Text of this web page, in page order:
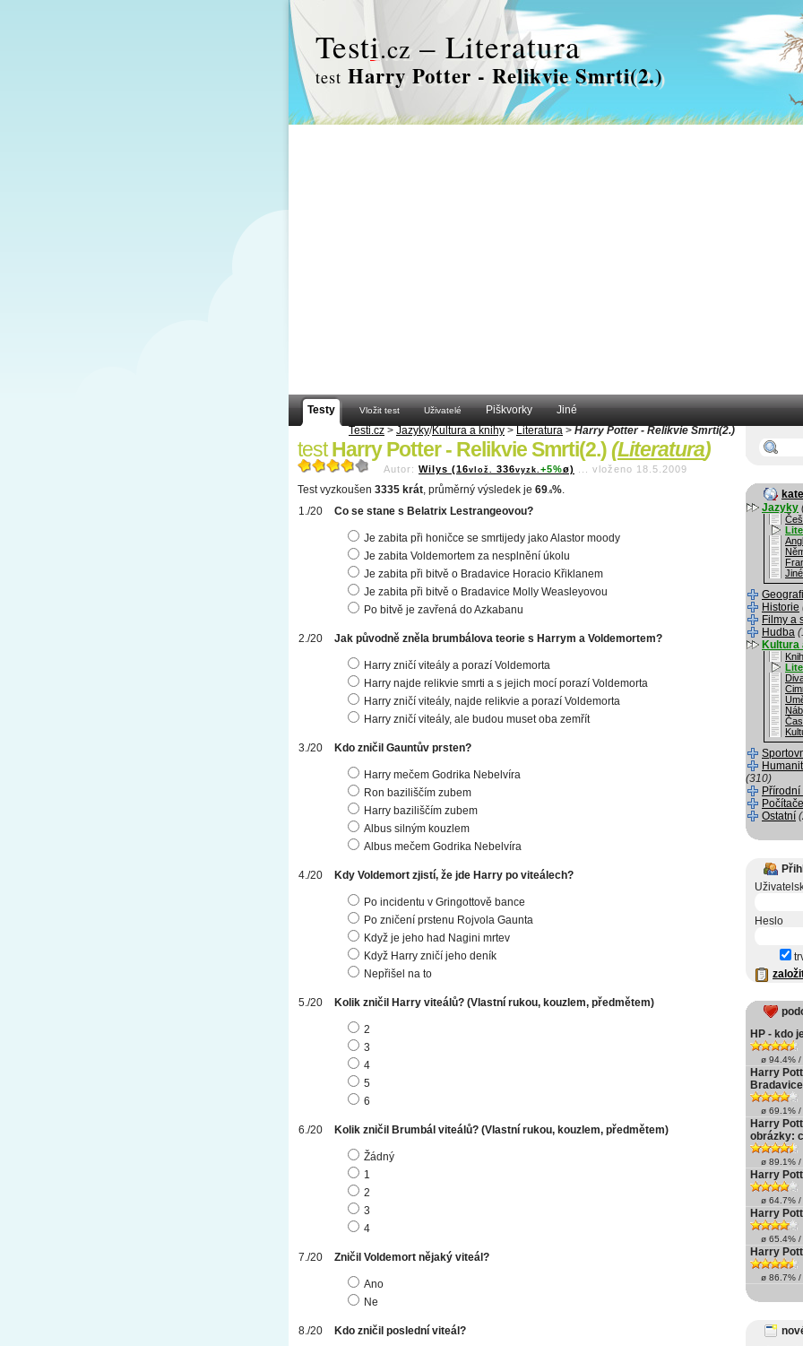
Testi.cz – Literatura
test Harry Potter - Relikvie Smrti(2.)
Testy Vložit test Uživatelé Piškvorky
Jiné
Testi.cz > Jazyky/Kultura a knihy > Literatura > Harry Potter - Relikvie Smrti(2.)
testHarry Potter - Relikvie Smrti(2.)(Literatura)
Autor: Wilys (16vlož. 336vyzk. +5%ø) vloženo 18.5.2009
Test vyzkoušen 3335 krát, průměrný výsledek je 69 .6%.
Co se stane s Belatrix Lestrangeovou?
Je zabita při honičce se smrtijedy jako Alastor moody
Je zabita Voldemortem za nesplnění úkolu
Je zabita při bitvě o Bradavice Horacio Křiklanem
Je zabita při bitvě o Bradavice Molly Weasleyovou
Po bitvě je zavřená do Azkabanu
Jak původně zněla brumbálova teorie s Harrym a Voldemortem?
Harry zničí viteály a porazí Voldemorta
Harry najde relikvie smrti a s jejich mocí porazí Voldemorta
Harry zničí viteály, najde relikvie a porazí Voldemorta
Harry zničí viteály, ale budou muset oba zemřít
Kdo zničil Gauntův prsten?
Harry mečem Godrika Nebelvíra
Ron baziliščím zubem
Harry baziliščím zubem
Albus silným kouzlem
Albus mečem Godrika Nebelvíra
Kdy Voldemort zjistí, že jde Harry po viteálech?
Po incidentu v Gringottově bance
Po zničení prstenu Rojvola Gaunta
Když je jeho had Nagini mrtev
Když Harry zničí jeho deník
Nepřišel na to
Kolik zničil Harry viteálů? (Vlastní rukou, kouzlem, předmětem)
2
3
4
5
6
Kolik zničil Brumbál viteálů? (Vlastní rukou, kouzlem, předmětem)
Žádný
1
2
3
4
Zničil Voldemort nějaký viteál?
Ano
Ne
Kdo zničil poslední viteál?
Jazyky
Historie
Filmy a
Hudba
Kultura
(310)
Přírodní
Ostatní
Heslo
HP - kdo
ø 94.4% /
Harry
Bradavice
ø 69.1% /
Harry
obrázky:
ø 89.1% /
Harry
ø 64.7% /
Harry
ø 65.4% /
Harry
ø 86.7% /